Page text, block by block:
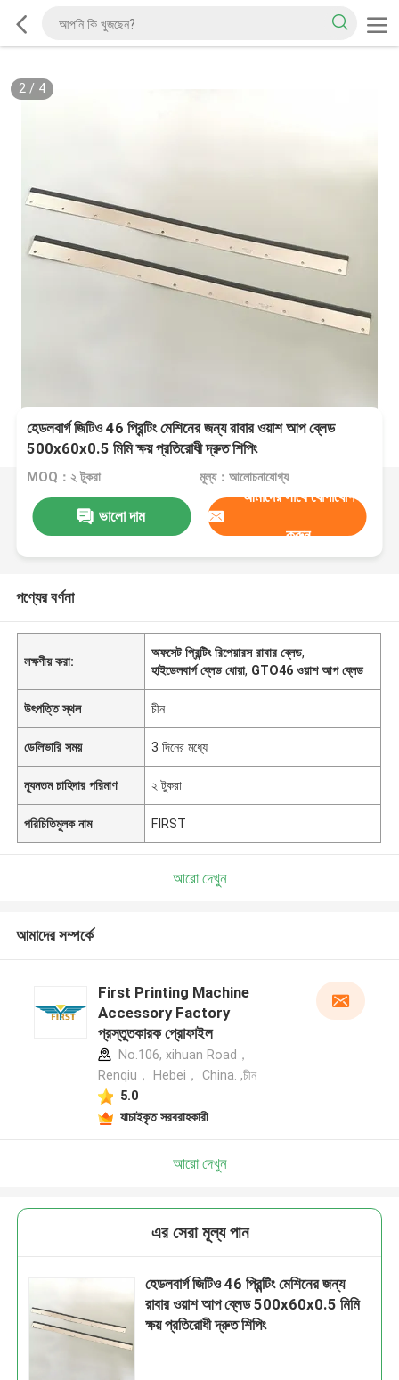
2/ 4
হেডলবার্গ জিটিও 46 প্রিন্টিং মেশিনের জন্য রাবার ওয়াশ আপ ব্লেড
500x60x0.5 মিমি ক্ষয় প্রতিরোধী দ্রুত শিপিং
MOQ：২ টুকরা মূল্য：আলোচনাযোগ্য
ভালো দাম
আমাদের সাথে যোগাযোগ
করুন
পণ্যের বর্ণনা
লক্ষণীয় করা:
অফসেট প্রিন্টিং রিপেয়ারস রাবার ব্লেড,
হাইডেলবার্গ ব্লেড ধোয়া, GTO46 ওয়াশ আপ ব্লেড
উৎপত্তি স্থল চীন
ডেলিভারি সময় 3 দিনের মধ্যে
ন্যূনতম চাহিদার পরিমাণ ২ টুকরা
পরিচিতিমুলক নাম FIRST
আরো দেখুন
আমাদের সম্পর্কে
First Printing Machine
Accessory Factory
প্রস্তুতকারক প্রোফাইল
No.106, xihuan Road，
Renqiu， Hebei， China. ,চীন
5.0
যাচাইকৃত সরবরাহকারী
আরো দেখুন
এর সেরা মূল্য পান
হেডলবার্গ জিটিও 46 প্রিন্টিং মেশিনের জন্য
রাবার ওয়াশ আপ ব্লেড 500x60x0.5 মিমি
ক্ষয় প্রতিরোধী দ্রুত শিপিং